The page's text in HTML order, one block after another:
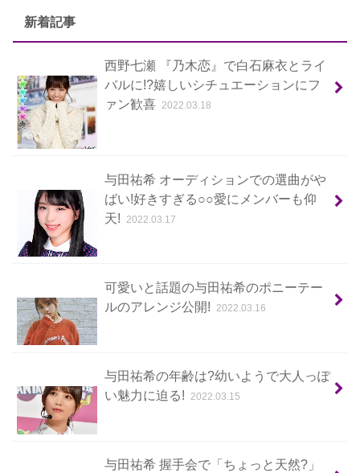
新着記事
西野七瀬 『乃木恋』で白石麻衣とライ
バルに!?嬉しいシチュエーションにフ
ァン歓喜
2022.03.18
与田祐希 オーディションでの選曲がや
ばい!好きすぎる○○愛にメンバーも仰
天!
2022.03.17
可愛いと話題の与田祐希のポニーテー
ルのアレンジ公開!
2022.03.16
与田祐希の年齢は?幼いようで大人っぽ
い魅力に迫る!
2022.03.15
与田祐希 握手会で「ちょっと天然?」